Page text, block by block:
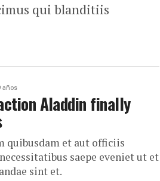
qui blanditiis
años
Aladdin finally
quibusdam et aut officiis
saepe eveniet ut et
sint et.